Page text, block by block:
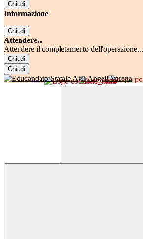
Chiudi
Informazione
Chiudi
Attendere...
Attendere il completamento dell'operazione...
Chiudi
Chiudi